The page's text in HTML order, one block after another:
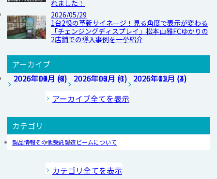
れました！
2026/05/29
1台2役の革新サイネージ！見る角度で表示が変わる
「チェンジングディスプレイ」松本山雅FCゆかりの
2店舗での導入事例を一挙紹介
アーカイブ
2026年07月 (1)
2026年06月 (1) 2026年05月 (1)
2026年04月 (2) 2026年03月 (3) 2026年02月 (4)
2026年01月 (1) 2025年12月 (1) 2025年11月 (3)
2025年10月 (8)
アーカイブ全てを表示
カテゴリ
製品情報その他受託製造ビームについて
カテゴリ全てを表示